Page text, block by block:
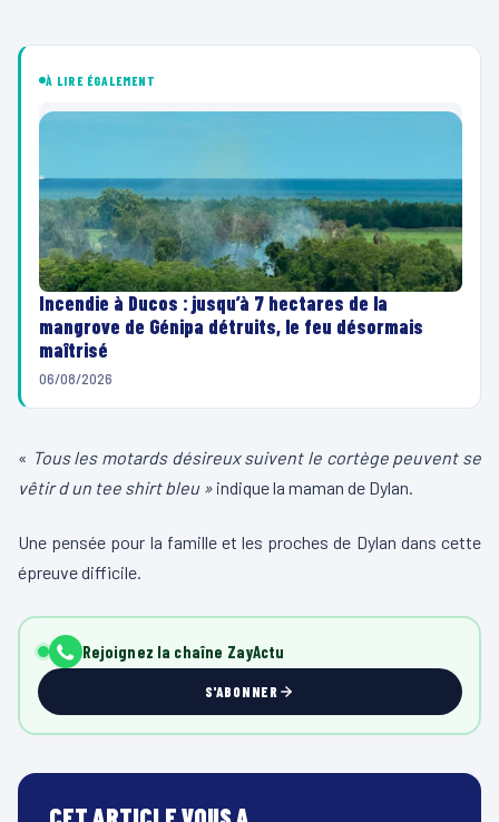
À LIRE ÉGALEMENT
Incendie à Ducos : jusqu’à 7 hectares de la
mangrove de Génipa détruits, le feu désormais
maîtrisé
06/08/2026
« Tous les motards désireux suivent le cortège peuvent se
vêtir d un tee shirt bleu » indique la maman de Dylan.
Une pensée pour la famille et les proches de Dylan dans cette
épreuve difficile.
Rejoignez la chaîne ZayActu
S'ABONNER
CET ARTICLE VOUS A